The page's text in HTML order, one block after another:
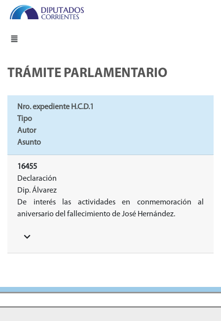
TRÁMITE PARLAMENTARIO
Nro. expediente H.C.D.1
Tipo
Autor
Asunto
16455
Declaración
Dip. Álvarez
De interés las actividades en conmemoración al
aniversario del fallecimiento de José Hernández.